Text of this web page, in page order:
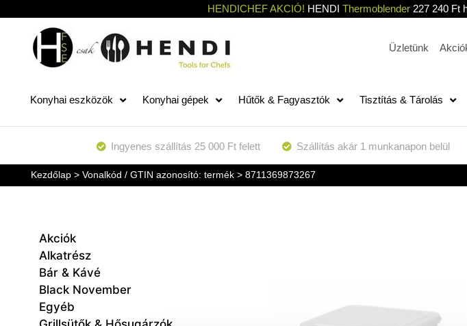
HENDICHEF AKCIÓ! HENDI Thermoblender227 240 Ft
Üzletünk
Konyhai eszközök Konyhai gépek Hűtők & Fagyasztók Tisztítás & Tárolás
Ingyenes szállítás 25 000 Ft felett Szállítás akár 1 munkanapon belül
Kezdőlap> Vonalkód / GTIN azonosító: termék > 8711369873267
Akciók
Alkatrész
Bár & Kávé
Black November
Egyéb